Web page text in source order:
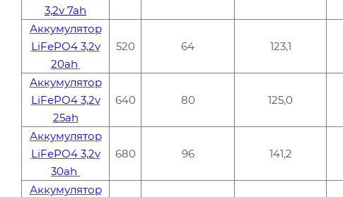
3,2v 7ah
Аккумулятор
LiFePO4 3,2v
20ah
520 64 123,1
Аккумулятор
LiFePO4 3,2v
25ah
640 80 125,0
Аккумулятор
LiFePO4 3,2v
30ah
680 96 141,2
Аккумулятор